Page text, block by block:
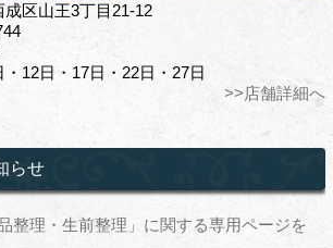
区山王3丁目21-12
12日・17日・22日・27日
>>店舗詳細へ
らせ
品整理・生前整理」に関する専用ページを